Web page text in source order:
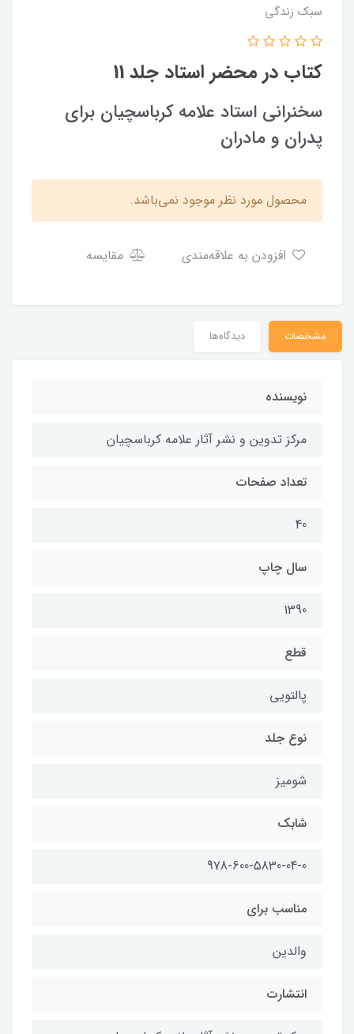
سبک زندگی
کتاب در محضر استاد جلد 11
سخنراني استاد علامه كرباسچيان براي
پدران و مادران
محصول مورد نظر موجود نمی‌باشد.
مقایسه
مشخصات دیدگاه‌ها
نويسنده
مركز تدوين و نشر آثار علامه كرباسچيان
تعداد صفحات
40
سال چاپ
1390
قطع
پالتويي
نوع جلد
شوميز
شابك
978-600-5830-04-0
مناسب براي
والدين
انتشارت